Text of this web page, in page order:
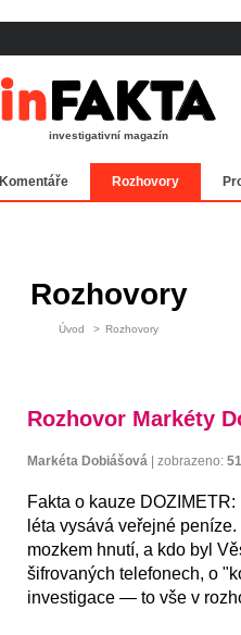
Rozhovory
Úvod > Rozhovory
Rozhovor Markéty
Markéta Dobiášová zobrazeno:
Fakta o kauze
léta vysává veřejné
mozkem hnutí, a kdo byl
šifrovaných telefonech, o
investigace — to vše v
investigativní magazín
Komentáře Rozhovory